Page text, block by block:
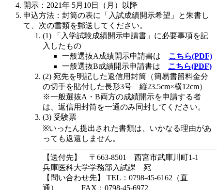
開示：2021年 5月10日（月）以降
申込方法：封筒の表に「入試成績開示希望」と朱書し
て、次の書類を郵送してください。
(1) 「入学試験成績開示申請書」に必要事項を記
入したもの
一般選抜A成績開示申請書は こちら(PDF)
一般選抜B成績開示申請書は こちら(PDF)
(2) 宛先を明記した返信用封筒（簡易書留料金分
の切手を貼付した長形3号 縦23.5cm×横12cm）
※一般選抜A・B両方の成績開示を申請する者
は、返信用封筒を一通のみ同封してください。
(3) 受験票
※いったん提出された書類は、いかなる理由があ
っても返還しません。
【送付先】 〒663-8501 西宮市武庫川町1-1
兵庫医科大学学務部入試課 宛
【問い合わせ先】 TEL：0798-45-6162（直
通） FAX：0798-45-6972